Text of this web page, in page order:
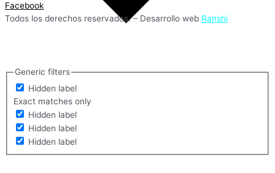
Generic filters
Hidden label
Exact matches only
Hidden label
Hidden label
Hidden label
Facebook
Todos los derechos reservados. – Desarrollo web Ranshi